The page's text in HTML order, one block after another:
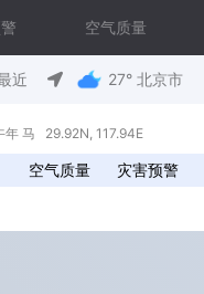
空气质量
近 27° 北京市
马 29.92N, 117.94E
空气质量 灾害预警